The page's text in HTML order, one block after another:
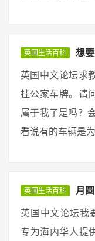
英国生活百科 想
英国中文论坛求
挂公家车牌。请
属于我了是吗？
看说有的车辆是
英国生活百科 月
英国中文论坛我
专为海内华人提